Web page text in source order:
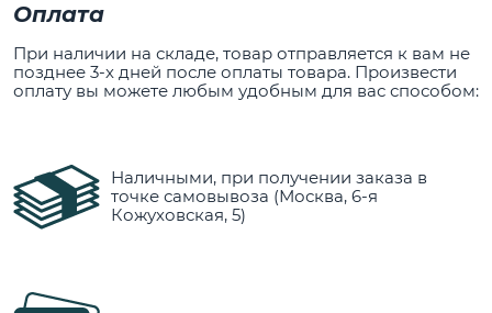
Оплата
При наличии на складе, товар отправляется к вам не
позднее 3-х дней после оплаты товара. Произвести
оплату вы можете любым удобным для вас способом:
Наличными, при получении заказа в
точке самовывоза (Москва, 6-я
Кожуховская, 5)